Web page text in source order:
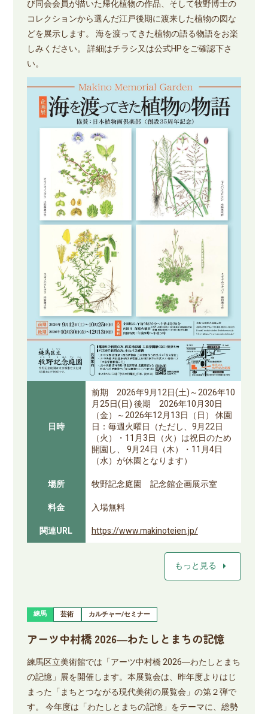
び同会会員が描いた帰化植物の作品、そして牧野博士の
コレクションから選んだ江戸後期に渡来した植物の図な
どを展示します。 海を渡ってきた植物の語る物語をお楽
しみください。 詳細はチラシ又は公式HPをご確認下さ
い。
日時
前期 2026年9月12日(土)～2026年10
月25日(日) 後期 2026年10月30日
（金）～2026年12月13日（日） 休園
日：毎週火曜日（ただし、9月22日
（火）・11月3日（火）は祝日のため
開園し、 9月24日（木）・11月4日
（水）が休園となります）
場所
牧野記念庭園 記念館企画展示室
料金
入場無料
関連URL
https://www.makinoteien.jp/
もっと見る arrow_right
練馬 芸術 カルチャー/セミナー
アーツ中村橋 2026―わたしとまちの記憶
練馬区立美術館では「アーツ中村橋 2026―わたしとまち
の記憶」展を開催します。本展覧会は、昨年度よりはじ
まった「まちとつながる現代美術の展覧会」の第２弾で
す。 今年度は「わたしとまちの記憶」をテーマに、総勢